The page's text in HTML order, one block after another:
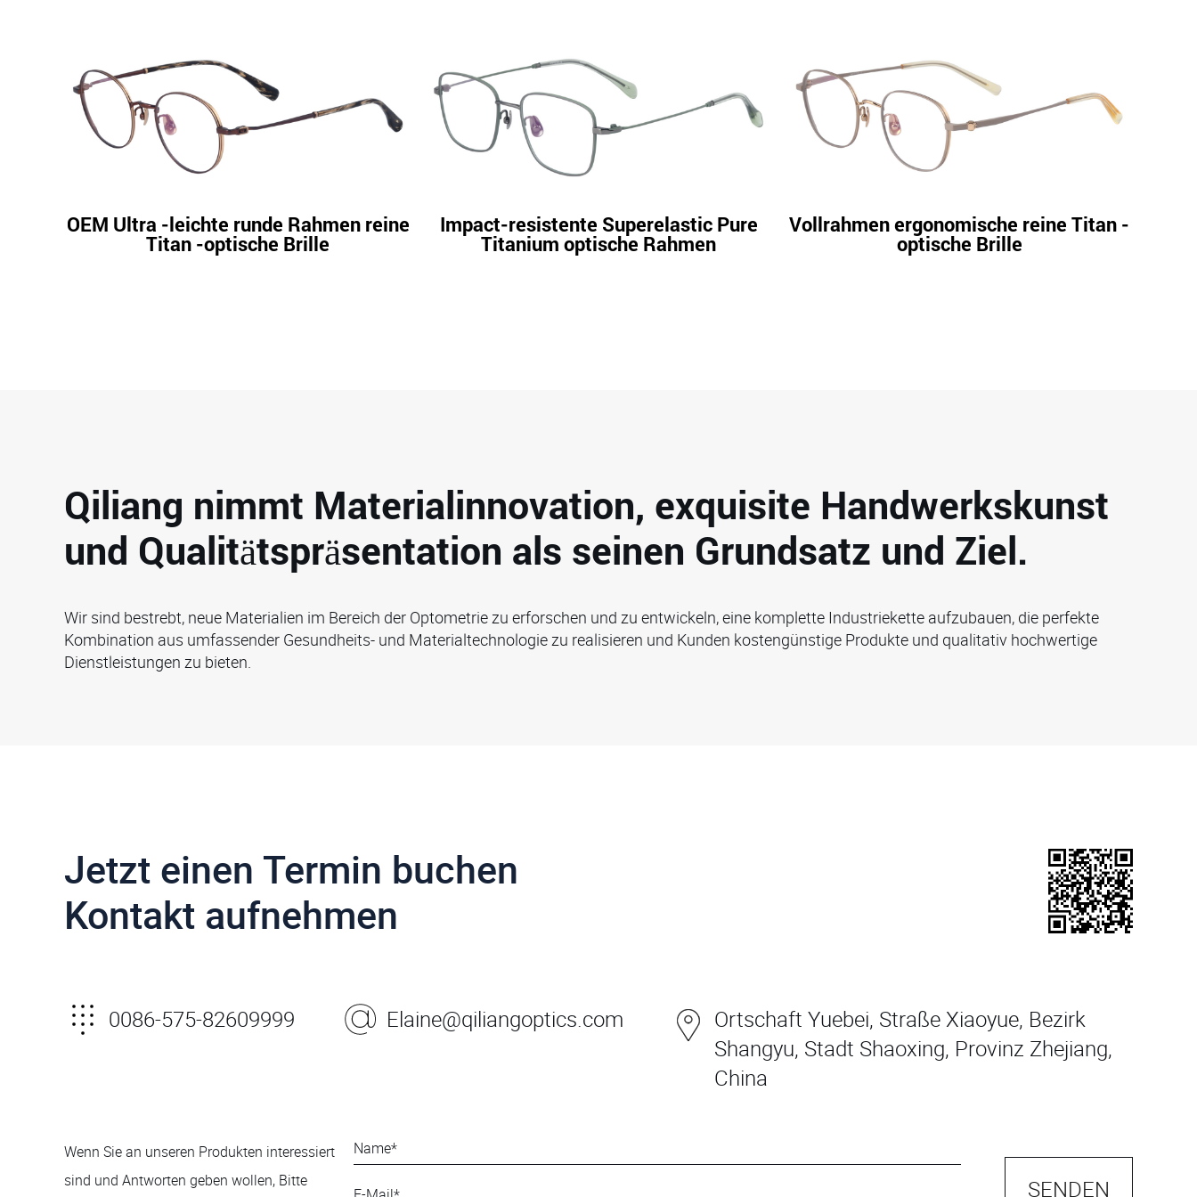
OEM Ultra -leichte runde Rahmen reine
Titan -optische Brille
Impact-resistente Superelastic Pure
Titanium optische Rahmen
Vollrahmen ergonomische reine Titan -
optische Brille
Qiliang nimmt Materialinnovation, exquisite Handwerkskunst
und Qualitätspräsentation als seinen Grundsatz und Ziel.
Wir sind bestrebt, neue Materialien im Bereich der Optometrie zu erforschen und zu entwickeln, eine komplette Industriekette aufzubauen, die perfekte
Kombination aus umfassender Gesundheits- und Materialtechnologie zu realisieren und Kunden kostengünstige Produkte und qualitativ hochwertige
Dienstleistungen zu bieten.
Jetzt einen Termin buchen
Kontakt aufnehmen
0086-575-82609999 Elaine@qiliangoptics.com
Ortschaft Yuebei, Straße Xiaoyue, Bezirk
Shangyu, Stadt Shaoxing, Provinz Zhejiang,
China
Wenn Sie an unseren Produkten interessiert
sind und Antworten geben wollen, Bitte